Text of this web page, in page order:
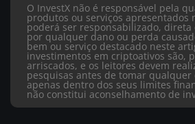
O InvestX não é responsável pela
produtos ou serviços apresentados
poderá ser responsabilizado,
por qualquer dano ou perda
bem ou serviço destacado neste
investimentos em criptoativos são,
arriscados, e os leitores devem
pesquisas antes de tomar qualquer
apenas dentro dos seus limites
não constitui aconselhamento de